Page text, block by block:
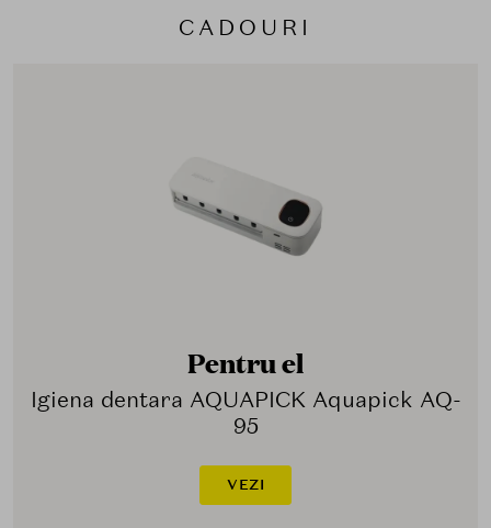
CADOURI
Pentru el
Igiena dentara AQUAPICK Aquapick AQ-
95
VEZI